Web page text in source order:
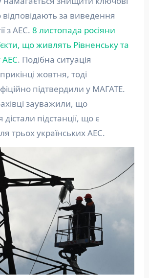
відповідають за виведення
з АЕС. 8 листопада росіяни
що живлять Рівненську та
АЕС. Подібна ситуація
жовтня, тоді
підтвердили у МАГАТЕ.
зауважили, що
підстанції, що є
трьох українських АЕС.